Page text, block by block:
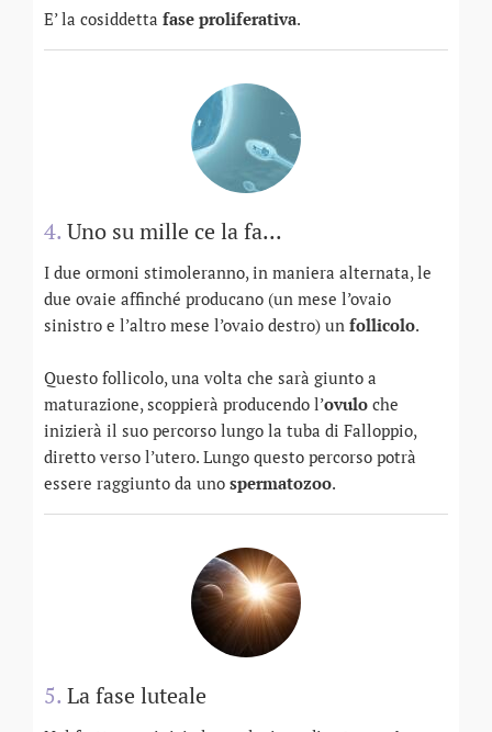
E’ la cosiddetta fase proliferativa.
4. Uno su mille ce la fa...
I due ormoni stimoleranno, in maniera alternata, le
due ovaie affinché producano (un mese l’ovaio
sinistro e l’altro mese l’ovaio destro) un follicolo.
Questo follicolo, una volta che sarà giunto a
maturazione, scoppierà producendo l’ovulo che
inizierà il suo percorso lungo la tuba di Falloppio,
diretto verso l’utero. Lungo questo percorso potrà
essere raggiunto da uno spermatozoo.
5. La fase luteale